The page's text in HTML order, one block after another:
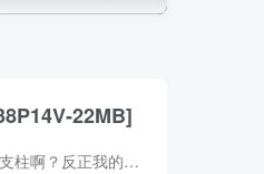
22MB]
哎哟我去，这年头谁还没个精神支柱啊？反正我的精神食粮最近被一位名叫Alina Becker的姑娘给霸占了，她那组名为Misato的套图，简直是把次元壁给踹了个稀巴烂。一共38张图片外加14个视频，加起来...